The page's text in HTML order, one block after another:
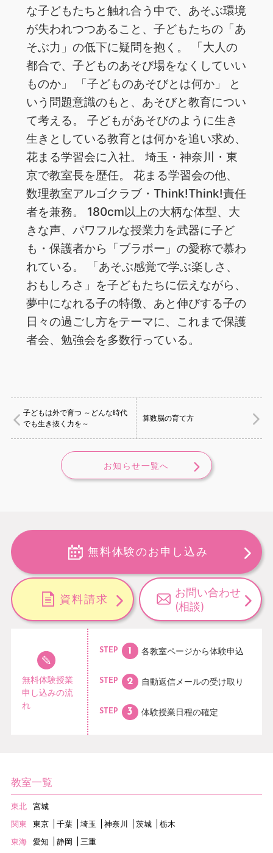
な子どもたちと触れ合う中で、あそぶ環境
が失われつつあること、子どもたちの「あ
そぶ力」の低下に疑問を抱く。 「大人の
都合で、子どものあそび場をなくしていい
ものか」 「子どものあそびとは何か」 と
いう問題意識のもと、あそびと教育につい
て考える。 子どもがあそびのように生き
生きとしている教育とは何かを追い求め、
花まる学習会に入社。 埼玉・神奈川・東
京で教室長を歴任。 花まる学習会の他、
数理教室アルゴクラブ・Think!Think!責任
者を兼務。 180cm以上の大柄な体型、大
きな声、パワフルな授業力を武器に子ど
も・保護者から「ブラボー」の愛称で慕わ
れている。 「あそぶ感覚で学ぶ楽しさ、
おもしろさ」を子どもたちに伝えながら、
夢中になれる子の特徴、あと伸びする子の
日々の過ごし方をテーマに、これまで保護
者会、勉強会を多数行っている。
子どもは外で育つ ～どんな時代
でも生き抜く力を～
算数脳の育て方
お知らせ一覧へ
無料体験のお申し込み
資料請求
お問い合わせ
(相談)
無料体験授業
申し込みの流
れ
STEP 各教室ページから体験申込
STEP 自動返信メールの受け取り
STEP 体験授業日程の確定
教室一覧
東北
宮城
関東
東京 千葉 埼玉 神奈川 茨城
栃木
東海
愛知 静岡
三重